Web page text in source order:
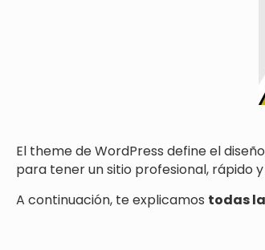
El theme de WordPress define el
para tener un sitio profesional, rápido
A continuación, te explicamos todas